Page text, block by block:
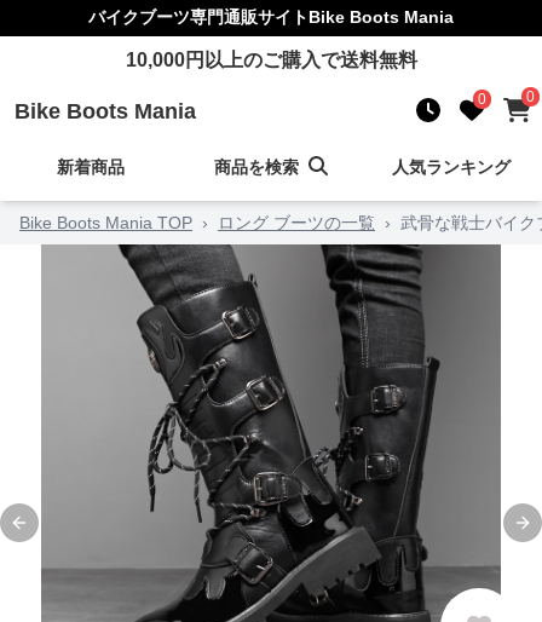
バイクブーツ専門通販サイトBike Boots Mania
10,000円以上のご購入で送料無料
Bike Boots Mania 0 0
新着商品 商品を検索 人気ランキング
Bike Boots Mania TOP › ロング ブーツの一覧 › 武骨な戦士バイク
Previous slide